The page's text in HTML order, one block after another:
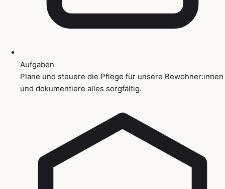
Aufgaben
Plane und steuere die Pflege für unsere Bewohner:innen
und dokumentiere alles sorgfältig.